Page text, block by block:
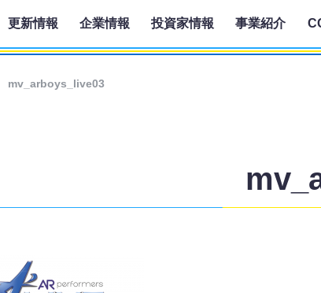
更新情報 企業情報 投資家情報 事業紹介
mv_arboys_live03